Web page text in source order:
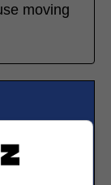
moving